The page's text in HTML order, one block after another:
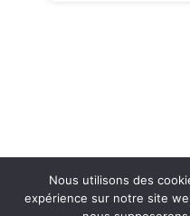
Nous utilisons des
expérience sur notre site